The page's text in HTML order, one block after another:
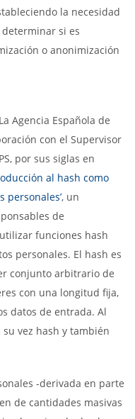
la necesidad
si es
o anonimización
La Agencia Española de
con el Supervisor
por sus siglas en
al hash como
personales’, un
de
funciones hash
personales. El hash es
conjunto arbitrario de
con una longitud fija,
datos de entrada. Al
vez hash y también
-derivada en parte
de cantidades masivas